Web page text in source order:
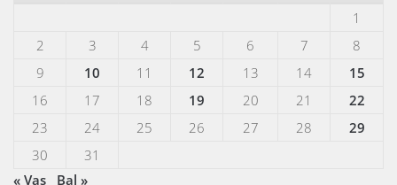
1
2
3 4 5 6 7
8
9
10 11 12 13 14
15
16
17 18 19 20 21
22
23
24 25 26 27 28
29
30
31
« Vas
Bal »